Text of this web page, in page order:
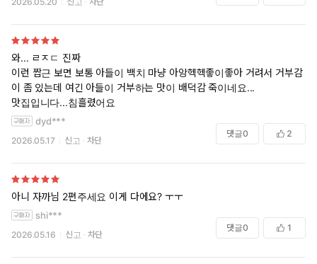
와... ㄹㅈㄷ 진짜
이런 짭근 보면 보통 아들이 백치 마냥 아앙헥헥좋이좋아 거려서 거부감
이 좀 있는데 여긴 아들이 거부하는 맛이 배덕감 죽이네요...
맛집입니다...침흘렸어요
dyd***
2026.05.17 신고 차단
댓글0 2
아니 자까님 2편주세요 이게 다에요? ㅜㅜ
shi***
2026.05.16 신고 차단
댓글0 1